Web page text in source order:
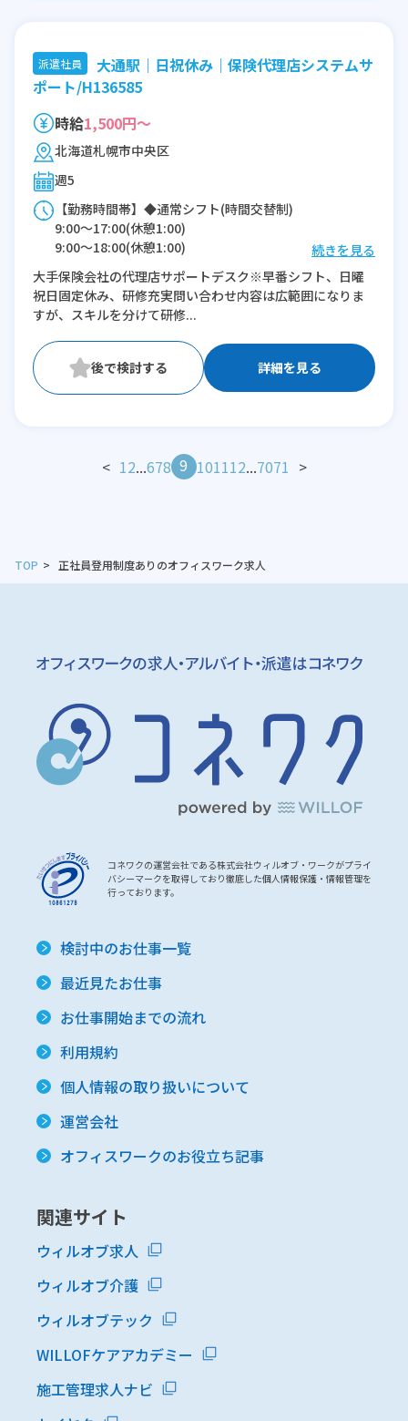
派遣社員
大通駅｜日祝休み｜保険代理店システムサ
ポート/H136585
時給1,500円～
北海道札幌市中央区
週5
【勤務時間帯】◆通常シフト(時間交替制)
9:00〜17:00(休憩1:00)
9:00〜18:00(休憩1:00)
10:00〜18:00(休憩1:00)
※残業：0〜5時間程度/月
続きを見る
大手保険会社の代理店サポートデスク※早番シフト、日曜
祝日固定休み、研修充実問い合わせ内容は広範囲になりま
すが、スキルを分けて研修...
詳細を見る
< 12...678 9 101112...7071 >
TOP 正社員登用制度ありのオフィスワーク求人
コネワクの運営会社である株式会社ウィルオブ・ワークがプライ
バシーマークを取得しており徹底した個人情報保護・情報管理を
行っております。
検討中のお仕事一覧
最近見たお仕事
お仕事開始までの流れ
利用規約
個人情報の取り扱いについて
運営会社
オフィスワークのお役立ち記事
関連サイト
ウィルオブ求人
ウィルオブ介護
ウィルオブテック
WILLOFケアアカデミー
施工管理求人ナビ